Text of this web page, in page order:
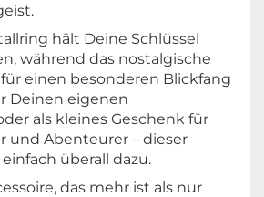
hält Deine Schlüssel
während das nostalgische
einen besonderen Blickfang
Deinen eigenen
als kleines Geschenk für
und Abenteurer – dieser
überall dazu.
das mehr ist als nur